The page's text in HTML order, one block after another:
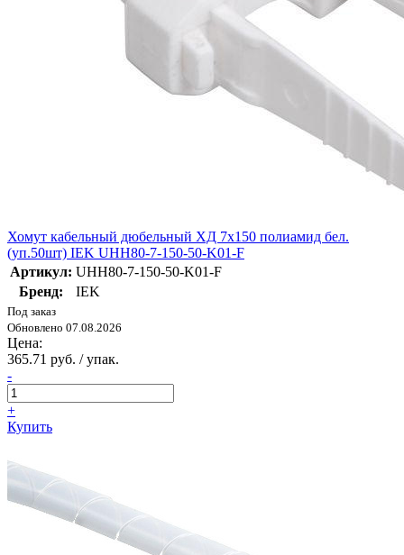
Хомут кабельный дюбельный ХД 7х150 полиамид бел.
(уп.50шт) IEK UHH80-7-150-50-K01-F
Артикул: UHH80-7-150-50-K01-F
Бренд:
IEK
Под заказ
Обновлено 07.08.2026
Цена:
365.71 руб. / упак.
-
+
Купить